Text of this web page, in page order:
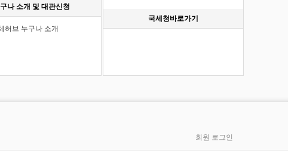
나 소개 및 대관신청
허브 누구나 소개
국세청바로가기
회원 로그인